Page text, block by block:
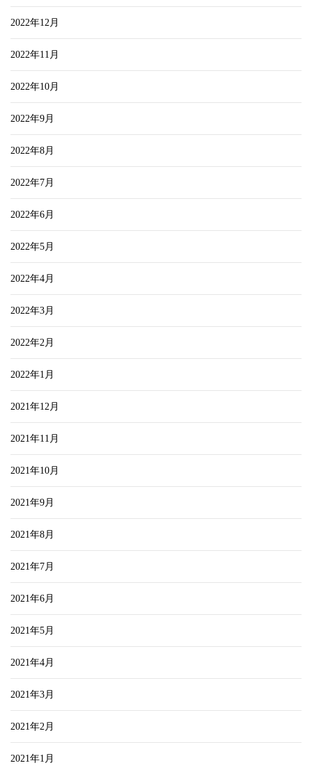
2022年12月
2022年11月
2022年10月
2022年9月
2022年8月
2022年7月
2022年6月
2022年5月
2022年4月
2022年3月
2022年2月
2022年1月
2021年12月
2021年11月
2021年10月
2021年9月
2021年8月
2021年7月
2021年6月
2021年5月
2021年4月
2021年3月
2021年2月
2021年1月